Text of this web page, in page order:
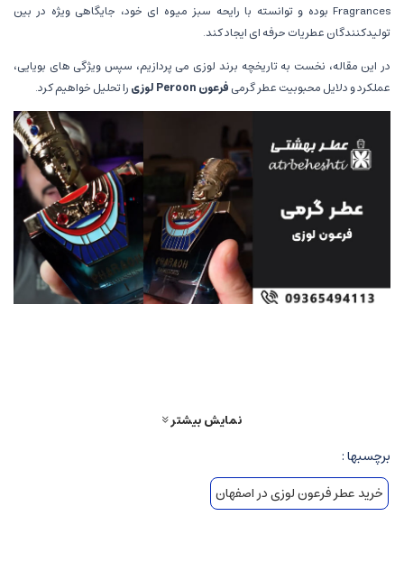
Fragrances بوده و توانسته با رایحه سبز میوه ای خود، جایگاهی ویژه در بین
تولیدکنندگان عطریات حرفه ای ایجاد کند.
در این مقاله، نخست به تاریخچه برند لوزی می پردازیم، سپس ویژگی های بویایی،
عملکرد و دلایل محبوبیت عطر گرمیفرعون Peroon لوزی را تحلیل خواهیم کرد.
Luzi آن را در محصولات خود به گونه ای بازسازی کرده که همچنان رایحه ای طبیعی و
شفاف، با حس میوه ای و گیاهی برجسته داشته باشد.
نمایش بیشتر
برچسبها :
خرید عطر فرعون لوزی در اصفهان